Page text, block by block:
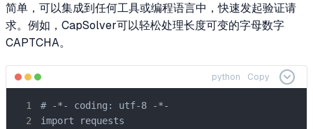
简单，可以集成到任何工具或编程语言中，快速发起验证请
求。例如，CapSolver可以轻松处理长度可变的字母数字
CAPTCHA。
python Copy
# -*- coding: utf-8 -*-
import requests